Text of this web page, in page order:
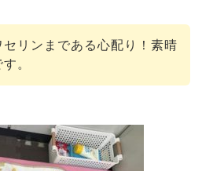
セリンまである心配り！素晴
。